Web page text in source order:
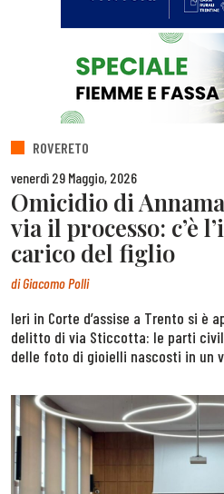
ROVERETO
venerdì 29 Maggio, 2026
Omicidio di
via il processo: c’è
carico del figlio
diGiacomo Polli
Ieri in Corte d’assise a Trento si è
delitto di via Sticcotta: le parti
delle foto di gioielli nascosti in un